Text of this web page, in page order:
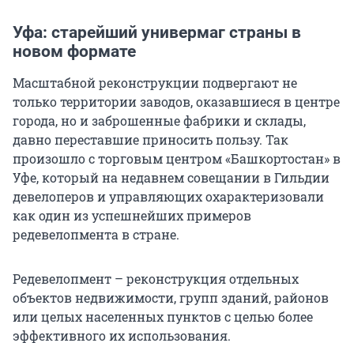
Уфа: старейший универмаг страны в
новом формате
Масштабной реконструкции подвергают не
только территории заводов, оказавшиеся в центре
города, но и заброшенные фабрики и склады,
давно переставшие приносить пользу. Так
произошло с торговым центром «Башкортостан» в
Уфе, который на недавнем совещании в Гильдии
девелоперов и управляющих охарактеризовали
как один из успешнейших примеров
редевелопмента в стране.
Редевелопмент – реконструкция отдельных
объектов недвижимости, групп зданий, районов
или целых населенных пунктов с целью более
эффективного их использования.